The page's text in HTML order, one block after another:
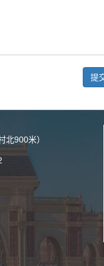
提
北900米）